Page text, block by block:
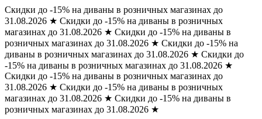
Скидки до -15% на диваны в розничных магазинах до
31.08.2026 ★ Скидки до -15% на диваны в розничных
магазинах до 31.08.2026 ★ Скидки до -15% на диваны в
розничных магазинах до 31.08.2026 ★ Скидки до -15% на
диваны в розничных магазинах до 31.08.2026 ★ Скидки до
-15% на диваны в розничных магазинах до 31.08.2026 ★
Скидки до -15% на диваны в розничных магазинах до
31.08.2026 ★ Скидки до -15% на диваны в розничных
магазинах до 31.08.2026 ★ Скидки до -15% на диваны в
розничных магазинах до 31.08.2026 ★